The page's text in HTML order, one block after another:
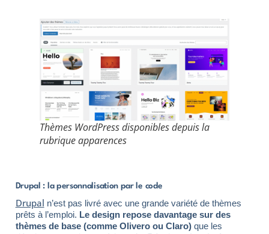
Thèmes WordPress disponibles depuis la
rubrique apparences
Drupal : la personnalisation par le code
Drupal n’est pas livré avec une grande variété de thèmes
prêts à l’emploi. Le design repose davantage sur des
thèmes de base (comme Olivero ou Claro)que les